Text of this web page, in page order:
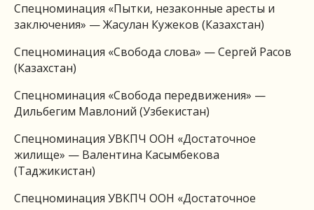
Спецноминация «Пытки, незаконные аресты и
заключения» — Жасулан Кужеков (Казахстан)
Спецноминация «Свобода слова» — Сергей Расов
(Казахстан)
Спецноминация «Свобода передвижения» —
Дильбегим Мавлоний (Узбекистан)
Спецноминация УВКПЧ ООН «Достаточное
жилище» — Валентина Касымбекова
(Таджикистан)
Спецноминация УВКПЧ ООН «Достаточное